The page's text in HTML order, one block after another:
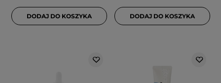
DODAJ DO KOSZYKA DODAJ DO KOSZYKA